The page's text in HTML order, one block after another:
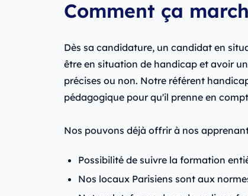
Comment ça
Dès sa candidature, un candidat en
être en situation de handicap et avoir
précises ou non. Notre référent
pédagogique pour qu'il prenne en
Nos pouvons déjà offrir à nos
Possibilité de suivre la formation
Nos locaux Parisiens sont aux